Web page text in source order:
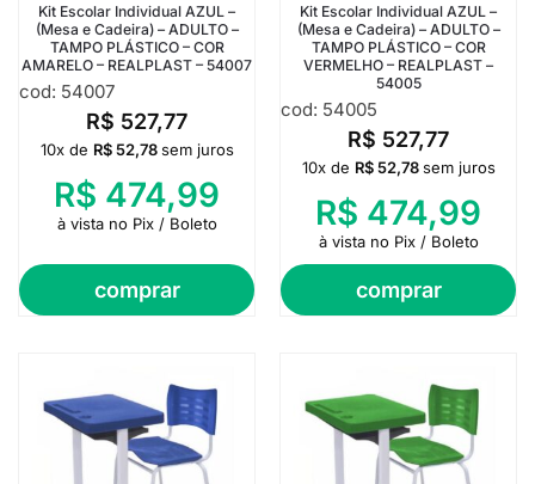
Kit Escolar Individual AZUL –
(Mesa e Cadeira) – ADULTO –
TAMPO PLÁSTICO – COR
AMARELO – REALPLAST – 54007
cod: 54007
R$ 527,77
comprar
10x de R$52,78 sem juros
R$ 474,99
à vista no Pix / Boleto
Kit Escolar Individual AZUL –
(Mesa e Cadeira) – ADULTO –
TAMPO PLÁSTICO – COR
VERMELHO – REALPLAST –
54005
cod: 54005
R$ 527,77
comprar
10x de R$52,78 sem juros
R$ 474,99
à vista no Pix / Boleto